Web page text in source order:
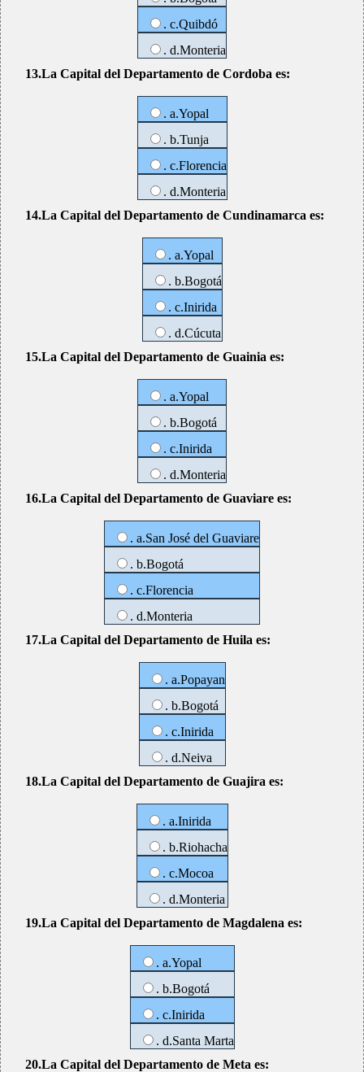
. c.Quibdó
. d.Monteria
13.La Capital del Departamento de Cordoba es:
. a.Yopal
. b.Tunja
. c.Florencia
. d.Monteria
14.La Capital del Departamento de Cundinamarca es:
. a.Yopal
. b.Bogotá
. c.Inirida
. d.Cúcuta
15.La Capital del Departamento de Guainia es:
. a.Yopal
. b.Bogotá
. c.Inirida
. d.Monteria
16.La Capital del Departamento de Guaviare es:
. a.San José del Guaviare
. b.Bogotá
. c.Florencia
. d.Monteria
17.La Capital del Departamento de Huila es:
. a.Popayan
. b.Bogotá
. c.Inirida
. d.Neiva
18.La Capital del Departamento de Guajira es:
. a.Inirida
. b.Riohacha
. c.Mocoa
. d.Monteria
19.La Capital del Departamento de Magdalena es:
. a.Yopal
. b.Bogotá
. c.Inirida
. d.Santa Marta
20.La Capital del Departamento de Meta es: